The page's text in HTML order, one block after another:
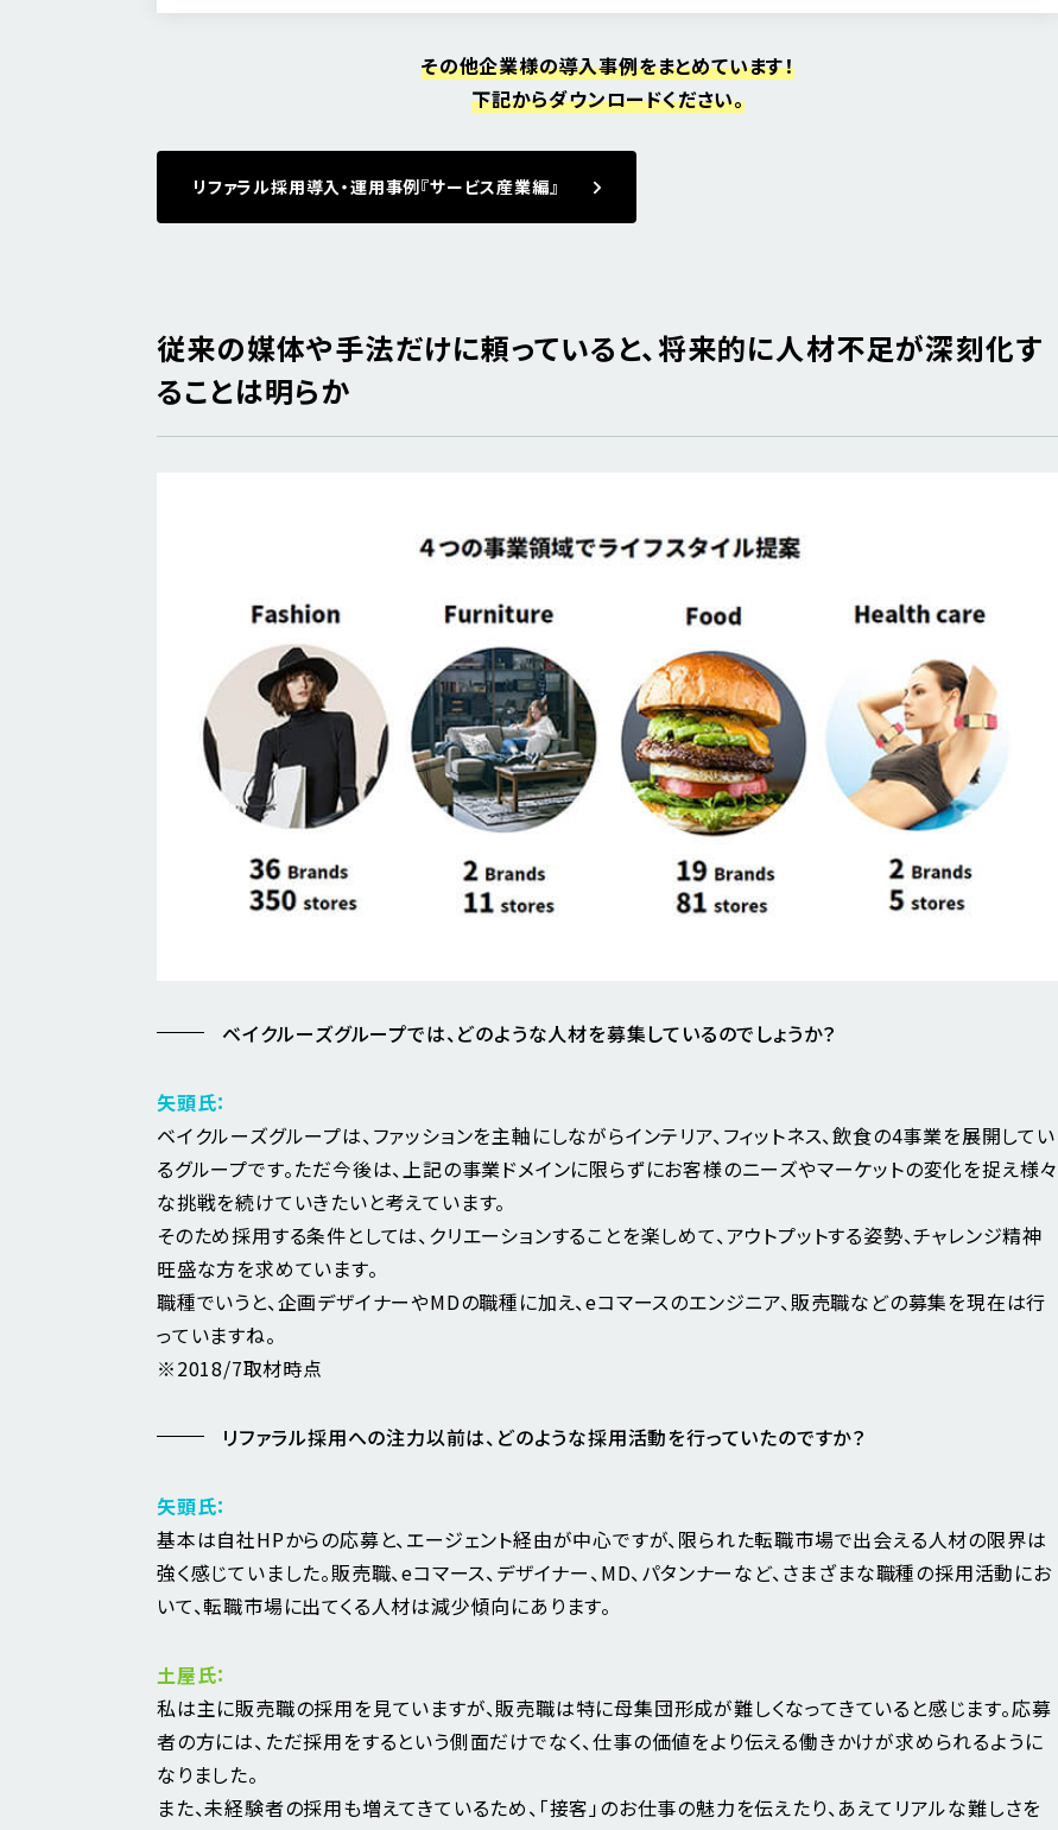
その他企業様の導入事例をまとめています！
下記からダウンロードください。
リファラル採用導入・運用事例『サービス産業編』
従来の媒体や手法だけに頼っていると、将来的に人材不足が深刻化す
ることは明らか
ベイクルーズグループでは、どのような人材を募集しているのでしょうか？
矢頭氏：
ベイクルーズグループは、ファッションを主軸にしながらインテリア、フィットネス、飲食の4事業を展開してい
るグループです。ただ今後は、上記の事業ドメインに限らずにお客様のニーズやマーケットの変化を捉え様々
な挑戦を続けていきたいと考えています。
そのため採用する条件としては、クリエーションすることを楽しめて、アウトプットする姿勢、チャレンジ精神
旺盛な方を求めています。
職種でいうと、企画デザイナーやMDの職種に加え、eコマースのエンジニア、販売職などの募集を現在は行
っていますね。
※2018/7取材時点
リファラル採用への注力以前は、どのような採用活動を行っていたのですか？
矢頭氏：
基本は自社HPからの応募と、エージェント経由が中心ですが、限られた転職市場で出会える人材の限界は
強く感じていました。販売職、eコマース、デザイナー、MD、パタンナーなど、さまざまな職種の採用活動にお
いて、転職市場に出てくる人材は減少傾向にあります。
土屋氏：
私は主に販売職の採用を見ていますが、販売職は特に母集団形成が難しくなってきていると感じます。応募
者の方には、ただ採用をするという側面だけでなく、仕事の価値をより伝える働きかけが求められるように
なりました。
また、未経験者の採用も増えてきているため、「接客」のお仕事の魅力を伝えたり、あえてリアルな難しさを